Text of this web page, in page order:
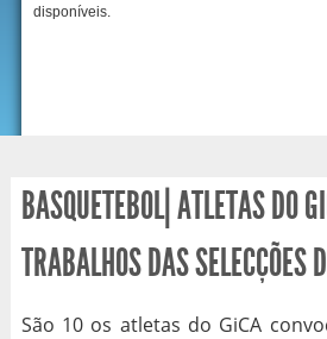
disponíveis.
BASQUETEBOL| ATLETAS DO
TRABALHOS DAS SELECÇÕES
São 10 os atletas do GiCA